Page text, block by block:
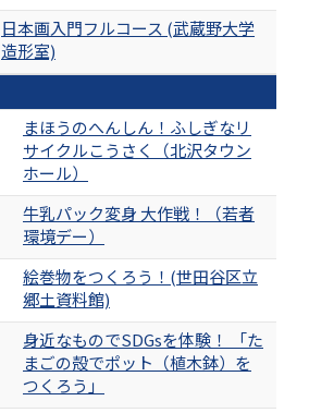
日本画入門フルコース (武蔵野大学
造形室)
まほうのへんしん！ふしぎなリ
サイクルこうさく（北沢タウン
ホール）
牛乳パック変身 大作戦！（若者
環境デー）
絵巻物をつくろう！(世田谷区立
郷土資料館)
身近なものでSDGsを体験！ 「た
まごの殻でポット（植木鉢）を
つくろう」